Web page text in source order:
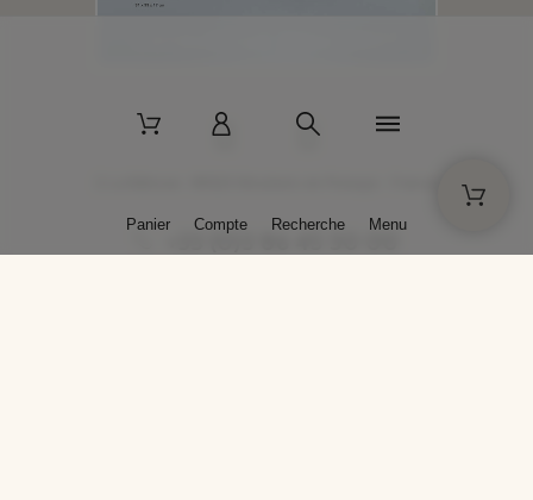
+33 (0)3 86 45 50 00
Panier Compte Recherche Menu